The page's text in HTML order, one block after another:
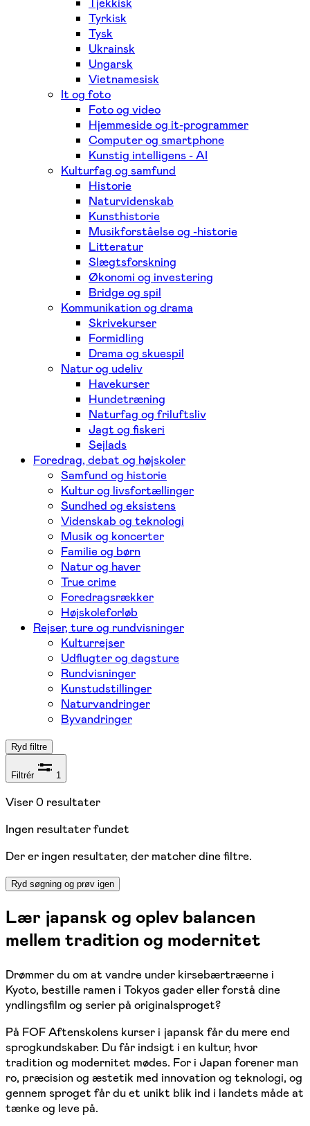
Tyrkisk
Tysk
Ukrainsk
Ungarsk
Vietnamesisk
It og foto
Foto og video
Hjemmeside og it-programmer
Computer og smartphone
Kunstig intelligens - AI
Kulturfag og samfund
Historie
Naturvidenskab
Kunsthistorie
Musikforståelse og -historie
Litteratur
Slægtsforskning
Økonomi og investering
Bridge og spil
Kommunikation og drama
Skrivekurser
Formidling
Drama og skuespil
Natur og udeliv
Havekurser
Hundetræning
Naturfag og friluftsliv
Jagt og fiskeri
Sejlads
Foredrag, debat og højskoler
Samfund og historie
Kultur og livsfortællinger
Sundhed og eksistens
Videnskab og teknologi
Musik og koncerter
Familie og børn
Natur og haver
True crime
Foredragsrækker
Højskoleforløb
Rejser, ture og rundvisninger
Kulturrejser
Udflugter og dagsture
Rundvisninger
Kunstudstillinger
Naturvandringer
Byvandringer
Ryd filtre
Filtrér 1
Viser0 resultater
Ingen resultater fundet
Der er ingen resultater, der matcher dine filtre.
Ryd søgning og prøv igen
Lær japansk og oplev balancen
mellem tradition og modernitet
Drømmer du om at vandre under kirsebærtræerne i
Kyoto, bestille ramen i Tokyos gader eller forstå dine
yndlingsfilm og serier på originalsproget?
På FOF Aftenskolens kurser i japansk får du mere end
sprogkundskaber. Du får indsigt i en kultur, hvor
tradition og modernitet mødes. For i Japan forener man
ro, præcision og æstetik med innovation og teknologi, og
gennem sproget får du et unikt blik ind i landets måde at
tænke og leve på.